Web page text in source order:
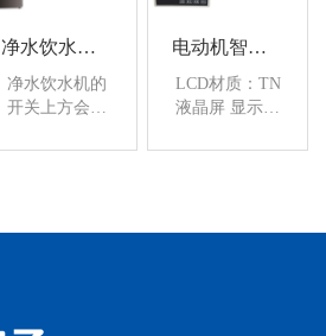
净水饮水机液晶LCD显示屏-扬润电子
净水饮水机的
开关上方会安
LCD显示屏，
电动机智能保护器LCD液晶显示屏-扬润电子
LCD材质：TN
液晶屏 显示模
片类型：反射